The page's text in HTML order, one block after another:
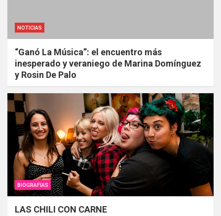
NOTICIAS
“Ganó La Música”: el encuentro más
inesperado y veraniego de Marina Domínguez
y Rosin De Palo
BIOGRAFIAS
LAS CHILI CON CARNE